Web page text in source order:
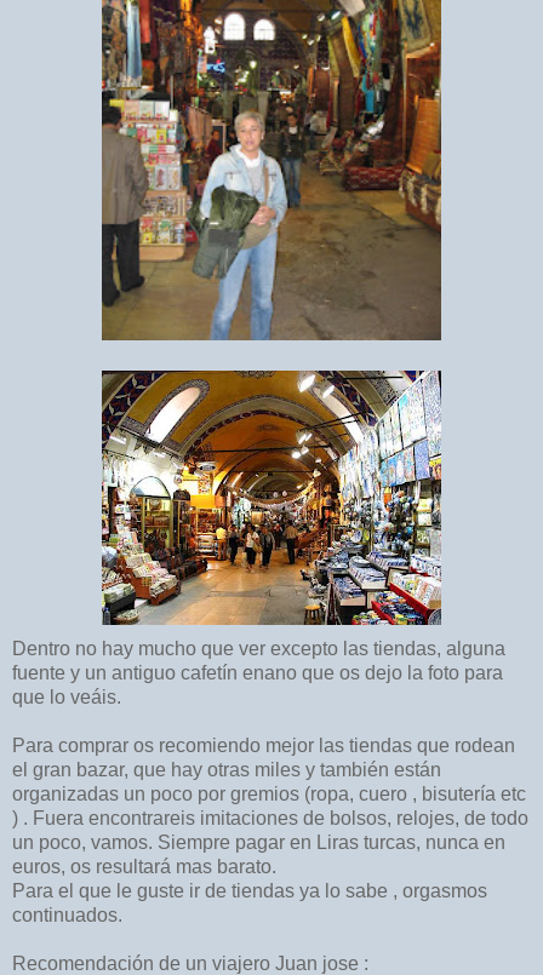
Dentro no hay mucho que ver excepto las tiendas, alguna
fuente y un antiguo cafetín enano que os dejo la foto para
que lo veáis.
Para comprar os recomiendo mejor las tiendas que rodean
el gran bazar, que hay otras miles y también están
organizadas un poco por gremios (ropa, cuero , bisutería etc
) . Fuera encontrareis imitaciones de bolsos, relojes, de todo
un poco, vamos. Siempre pagar en Liras turcas, nunca en
euros, os resultará mas barato.
Para el que le guste ir de tiendas ya lo sabe , orgasmos
continuados.
Recomendación de un viajero Juan jose :